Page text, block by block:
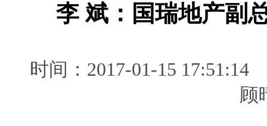
李 斌：国瑞地产副
时间：2017-01-15